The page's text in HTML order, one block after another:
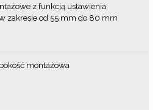
z funkcją ustawienia
zakresie od 55 mm do 80 mm
montażowa